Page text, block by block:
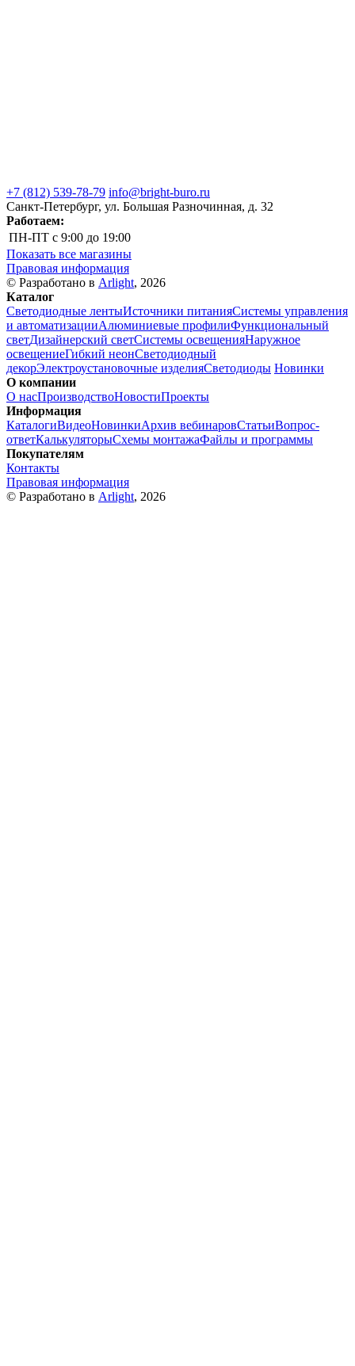
+7 (812) 539-78-79 info@bright-buro.ru
Санкт-Петербург, ул. Большая Разночинная, д. 32
Работаем:
ПН-ПТ с 9:00 до 19:00
Показать все магазины
Правовая информация
© Разработано в Arlight, 2026
Каталог
Светодиодные лентыИсточники питанияСистемы управления
и автоматизацииАлюминиевые профилиФункциональный
светДизайнерский светСистемы освещенияНаружное
освещениеГибкий неонСветодиодный
декорЭлектроустановочные изделияСветодиоды Новинки
О компании
О насПроизводствоНовостиПроекты
Информация
КаталогиВидеоНовинкиАрхив вебинаровСтатьиВопрос-
ответКалькуляторыСхемы монтажаФайлы и программы
Покупателям
Контакты
Правовая информация
© Разработано в Arlight, 2026